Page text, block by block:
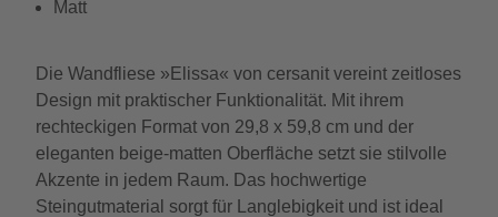
Matt
Die Wandfliese »Elissa« von cersanit vereint zeitloses
Design mit praktischer Funktionalität. Mit ihrem
rechteckigen Format von 29,8 x 59,8 cm und der
eleganten beige-matten Oberfläche setzt sie stilvolle
Akzente in jedem Raum. Das hochwertige
Steingutmaterial sorgt für Langlebigkeit und ist ideal